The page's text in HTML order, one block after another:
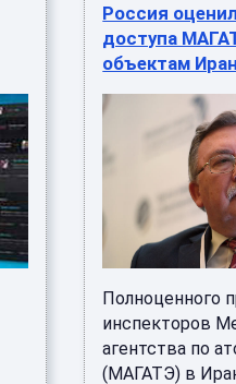
Россия
доступа
объектам
Полноценного
инспекторов
агентства по
(МАГАТЭ) в